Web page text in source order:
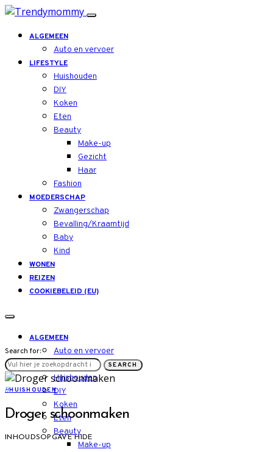
ALGEMEEN
Auto en vervoer
LIFESTYLE
Huishouden
DIY
Koken
Eten
Beauty
Make-up
Gezicht
Haar
Fashion
MOEDERSCHAP
Zwangerschap
Bevalling/Kraamtijd
Baby
Kind
WONEN
REIZEN
COOKIEBELEID (EU)
ALGEMEEN
Auto en vervoer
LIFESTYLE
Huishouden
DIY
Koken
Eten
Beauty
Make-up
Search for:
SEARCH
HHUISHOUDEN
Droger schoonmaken
INHOUDSOPGAVEHIDE